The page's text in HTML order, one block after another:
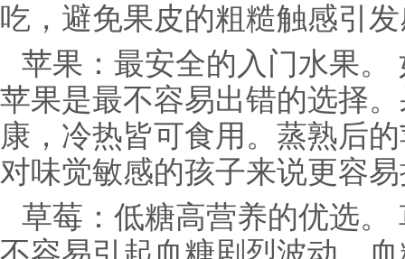
吃，避免果皮的粗糙触感引
苹果：最安全的入门水果
苹果是最不容易出错的选择
康，冷热皆可食用。蒸熟后
对味觉敏感的孩子来说更容
草莓：低糖高营养的优选